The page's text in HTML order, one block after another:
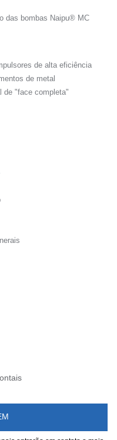
das bombas Naipu® MC
de alta eficiência
de metal
de "face completa"